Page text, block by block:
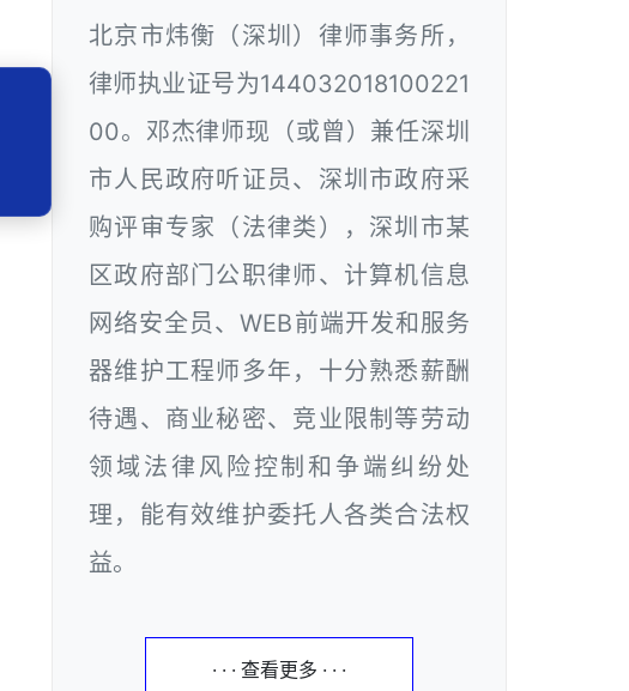
北京市炜衡（深圳）律师事务所，
律师执业证号为144032018100221
00。邓杰律师现（或曾）兼任深圳
市人民政府听证员、深圳市政府采
购评审专家（法律类），深圳市某
区政府部门公职律师、计算机信息
网络安全员、WEB前端开发和服务
器维护工程师多年，十分熟悉薪酬
待遇、商业秘密、竞业限制等劳动
领域法律风险控制和争端纠纷处
理，能有效维护委托人各类合法权
益。
· · · 查看更多 · · ·